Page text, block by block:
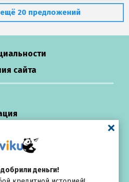
деньги!
20 предложений
сайта